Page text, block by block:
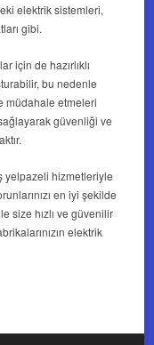
elektrik sistemleri,
gibi.
için de hazırlıklı
bu nedenle
müdahale etmeleri
güvenliği ve
yelpazeli hizmetleriyle
en iyi şekilde
size hızlı ve güvenilir
elektrik